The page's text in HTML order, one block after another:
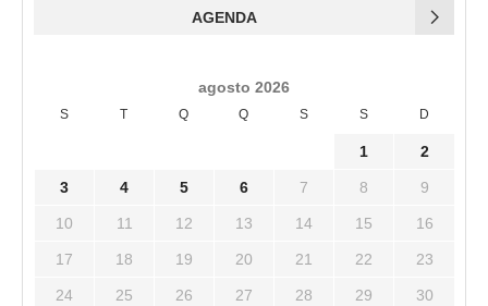
AGENDA
agosto 2026
S T Q Q S S D
1 2
3 4 5 6 7 8 9
10 11 12 13 14 15 16
17 18 19 20 21 22 23
24 25 26 27 28 29 30